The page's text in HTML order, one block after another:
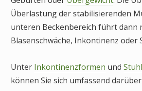
Überlastung der stabilisierenden
unteren Beckenbereich führt dann
Blasenschwäche, Inkontinenz oder
Unter Inkontinenzformen und
können Sie sich umfassend